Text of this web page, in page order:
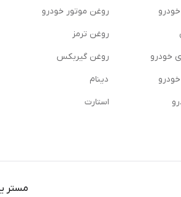
اختصاصی برای اتصال دو به فلز به
پرطرفدار بودن این چسب قدرت اتصال بالا و
خودرو
روغن موتور خودرو
روغن ترمز
روغن گیربكس
دینام
استارت
مستر